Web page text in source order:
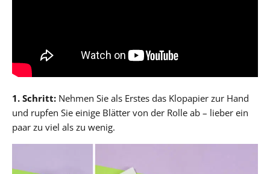
1. Schritt: Nehmen Sie als Erstes das Klopapier zur Hand
und rupfen Sie einige Blätter von der Rolle ab – lieber ein
paar zu viel als zu wenig.